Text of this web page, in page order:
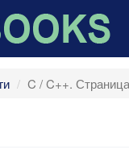
C / C++.